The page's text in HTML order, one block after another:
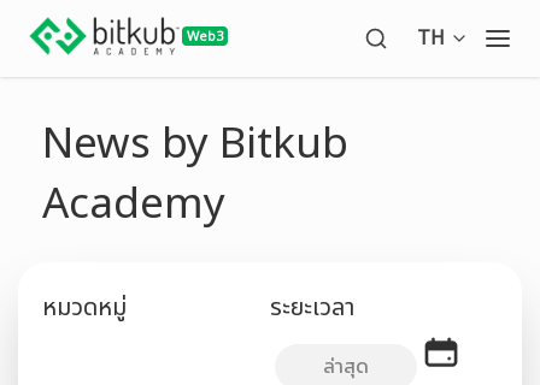
Open
TH
News by Bitkub
Academy
หมวดหมู่ ระยะเวลา
ล่าสุด